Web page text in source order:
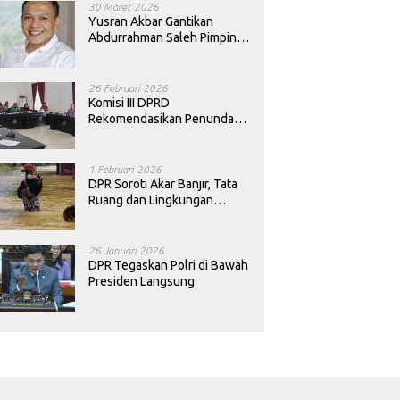
30 Maret 2026
Yusran Akbar Gantikan
Abdurrahman Saleh Pimpin
26 Februari 2026
Komisi III DPRD
Rekomendasikan Penundaan
1 Februari 2026
DPR Soroti Akar Banjir, Tata
Ruang dan Lingkungan
26 Januari 2026
DPR Tegaskan Polri di Bawah
Presiden Langsung